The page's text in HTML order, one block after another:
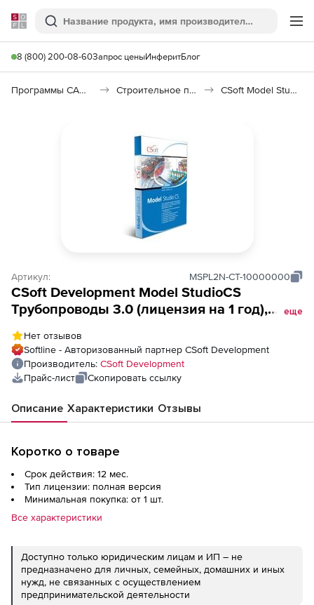
Softline
Поиск
8 (800) 200-08-60Запрос ценыИнферитБлог
Программы САПР и ГИС Строительное программное обеспечение CSoft Model Studio CS Трубопроводы
Артикул: MSPL2N-CT-10000000
CSoft Development Model StudioCS
Трубопроводы 3.0 (лицензия на 1 год),
еще
Нет отзывов
Softline - Авторизованный партнер CSoft Development
Производитель: CSoft Development
Прайс-лист
Скопировать ссылку
Описание Характеристики Отзывы
Коротко о товаре
Срок действия: 12 мес.
Тип лицензии: полная версия
Минимальная покупка: от 1 шт.
Все характеристики
Доступно только юридическим лицам и ИП – не
предназначено для личных, семейных, домашних и иных
нужд, не связанных с осуществлением
предпринимательской деятельности